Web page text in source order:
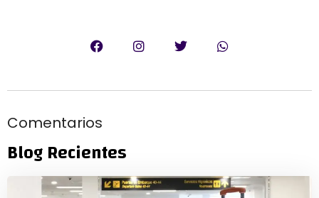
Comentarios
Blog Recientes